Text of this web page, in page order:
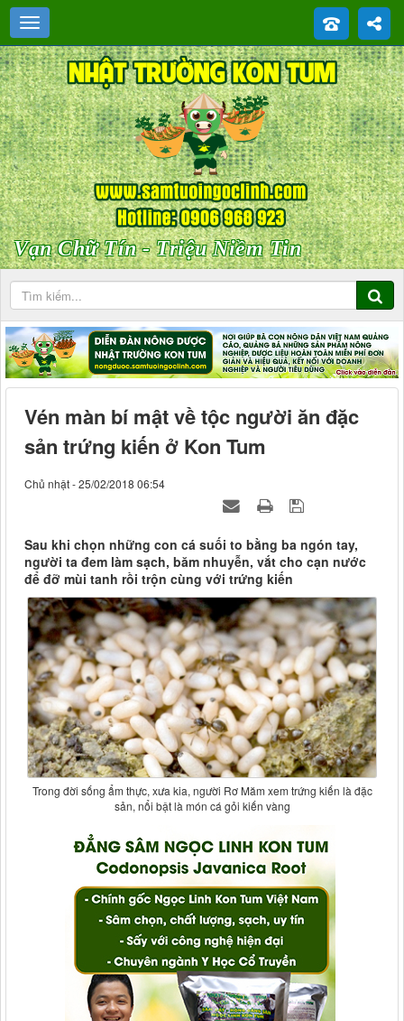
Vạn Chữ Tín - Triệu Niềm Tin
Vén màn bí mật về tộc người ăn đặc
sản trứng kiến ở Kon Tum
Chủ nhật - 25/02/2018 06:54
Sau khi chọn những con cá suối to bằng ba ngón tay,
người ta đem làm sạch, băm nhuyễn, vắt cho cạn nước
để đỡ mùi tanh rồi trộn cùng với trứng kiến
Trong đời sống ẩm thực, xưa kia, người Rơ Măm xem trứng kiến là đặc
sản, nổi bật là món cá gỏi kiến vàng